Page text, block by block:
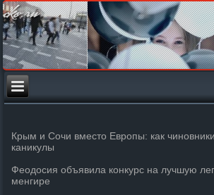
Крым и Сочи вместо Европы: как
каникулы
Феодосия объявила конкурс на лучшую
менгире